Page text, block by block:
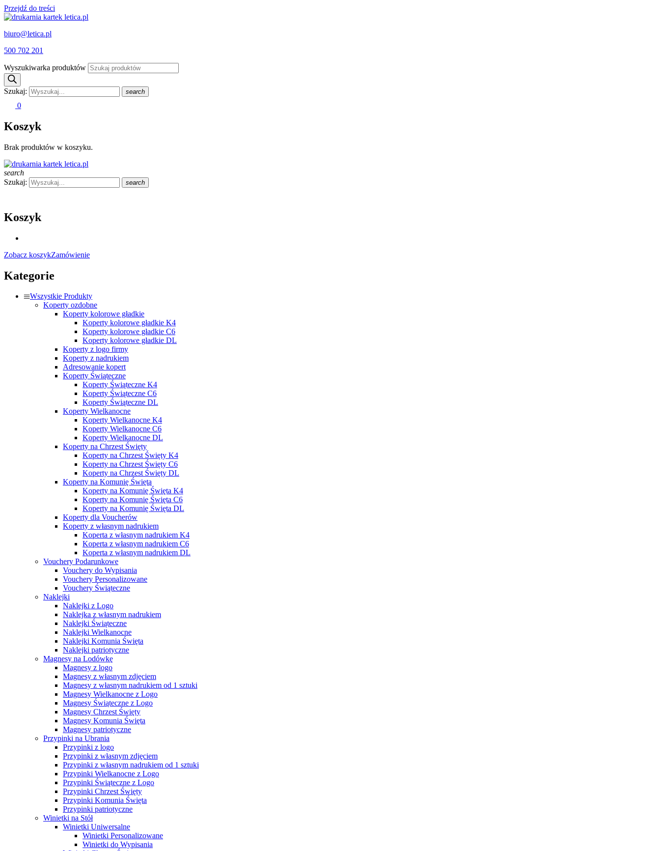
Przejdź do treści
biuro@letica.pl
500 702 201
Wyszukiwarka produktów
Szukaj: search
0
Koszyk
Brak produktów w koszyku.
search
Szukaj:
search
Koszyk
Zobacz koszykZamówienie
Kategorie
Wszystkie Produkty
Koperty ozdobne
Koperty kolorowe gładkie
Koperty kolorowe gładkie K4
Koperty kolorowe gładkie C6
Koperty kolorowe gładkie DL
Koperty z logo firmy
Koperty z nadrukiem
Adresowanie kopert
Koperty Świąteczne
Koperty Świąteczne K4
Koperty Świąteczne C6
Koperty Świąteczne DL
Koperty Wielkanocne
Koperty Wielkanocne K4
Koperty Wielkanocne C6
Koperty Wielkanocne DL
Koperty na Chrzest Święty
Koperty na Chrzest Święty K4
Koperty na Chrzest Święty C6
Koperty na Chrzest Święty DL
Koperty na Komunię Świętą
Koperty na Komunię Święta K4
Koperty na Komunię Święta C6
Koperty na Komunię Święta DL
Koperty dla Voucherów
Koperty z własnym nadrukiem
Koperta z własnym nadrukiem K4
Koperta z własnym nadrukiem C6
Koperta z własnym nadrukiem DL
Vouchery Podarunkowe
Vouchery do Wypisania
Vouchery Personalizowane
Vouchery Świąteczne
Naklejki
Naklejki z Logo
Naklejka z własnym nadrukiem
Naklejki Świąteczne
Naklejki Wielkanocne
Naklejki Komunia Święta
Naklejki patriotyczne
Magnesy na Lodówkę
Magnesy z logo
Magnesy z własnym zdjęciem
Magnesy z własnym nadrukiem od 1 sztuki
Magnesy Wielkanocne z Logo
Magnesy Świąteczne z Logo
Magnesy Chrzest Święty
Magnesy Komunia Święta
Magnesy patriotyczne
Przypinki na Ubrania
Przypinki z logo
Przypinki z własnym zdjęciem
Przypinki z własnym nadrukiem od 1 sztuki
Przypinki Wielkanocne z Logo
Przypinki Świąteczne z Logo
Przypinki Chrzest Święty
Przypinki Komunia Święta
Przypinki patriotyczne
Winietki na Stół
Winietki Uniwersalne
Winietki Personalizowane
Winietki do Wypisania